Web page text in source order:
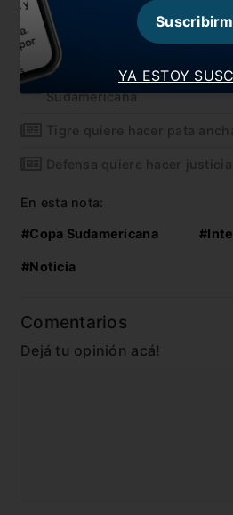
También te puede interesar
La Copa Sudamericana ya
Se define el primer finalista
Sudamericana
Tigre quiere hacer pata
Defensa quiere hacer
En esta nota:
#Copa Sudamericana
#Noticia
Comentarios
Dejá tu opinión acá!
YA ESTOY